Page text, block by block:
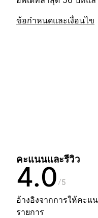
ข้อกำหนดและเงื่อนไข
คะแนนและรีวิว
4.0 5
อ้างอิงจากการให้คะแ
รายการ